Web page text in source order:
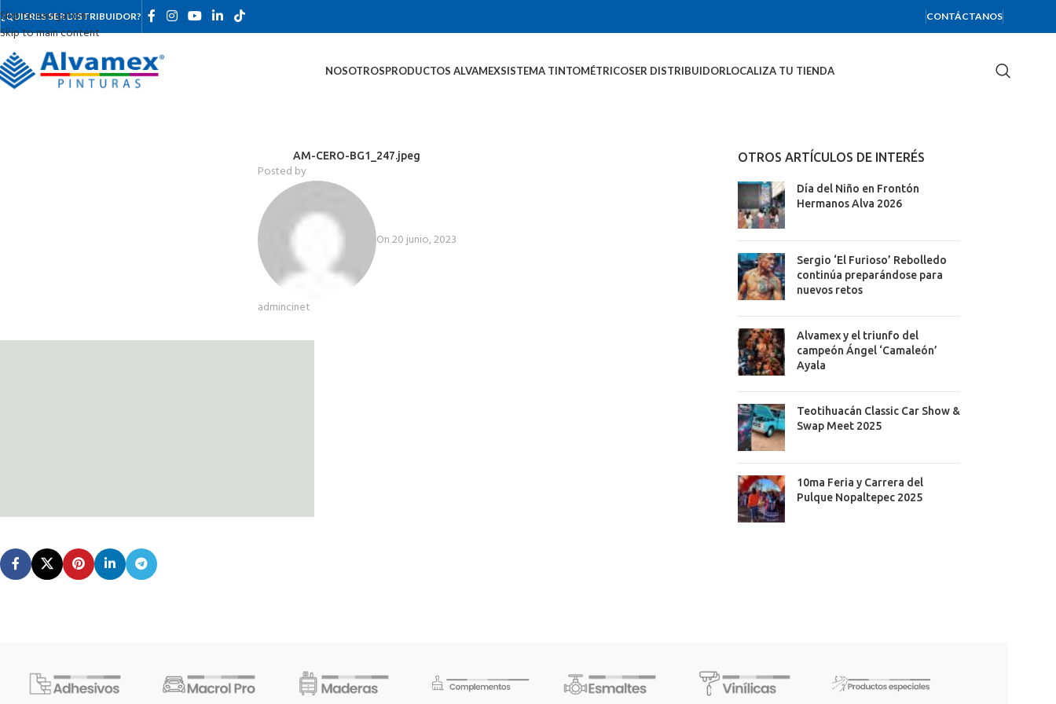
Skip to navigation
Skip to main content
¿QUIERES SER DISTRIBUIDOR? CONTÁCTANOS
NOSOTROSPRODUCTOS ALVAMEXSISTEMA TINTOMÉTRICOSER DISTRIBUIDORLOCALIZA TU TIENDA
AM-CERO-BG1_247.jpeg
Posted by
admincinet
On 20 junio, 2023
OTROS ARTÍCULOS DE INTERÉS
Día del Niño en Frontón
Hermanos Alva 2026
Sergio ‘El Furioso’ Rebolledo
continúa preparándose para
nuevos retos
Alvamex y el triunfo del
campeón Ángel ‘Camaleón’
Ayala
Teotihuacán Classic Car Show &
Swap Meet 2025
10ma Feria y Carrera del
Pulque Nopaltepec 2025